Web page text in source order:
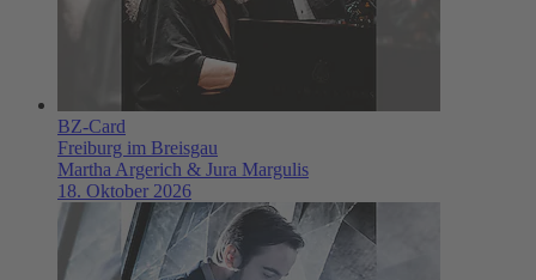
BZ-Card
Freiburg im Breisgau
Martha Argerich & Jura Margulis
18. Oktober 2026